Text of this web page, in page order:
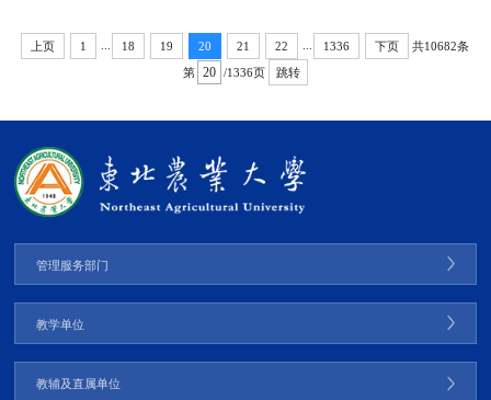
上页 1 18 19 20 21 22 1336 下页
共10682条
第
/1336页 跳转
管理服务部门
教学单位
教辅及直属单位